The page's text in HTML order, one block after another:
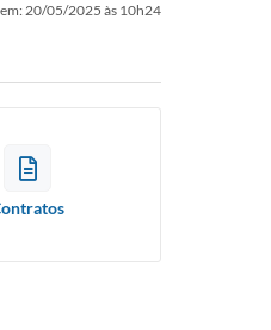
20/05/2025 às 10h24